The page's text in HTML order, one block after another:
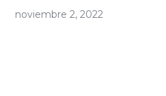
noviembre 2, 2022